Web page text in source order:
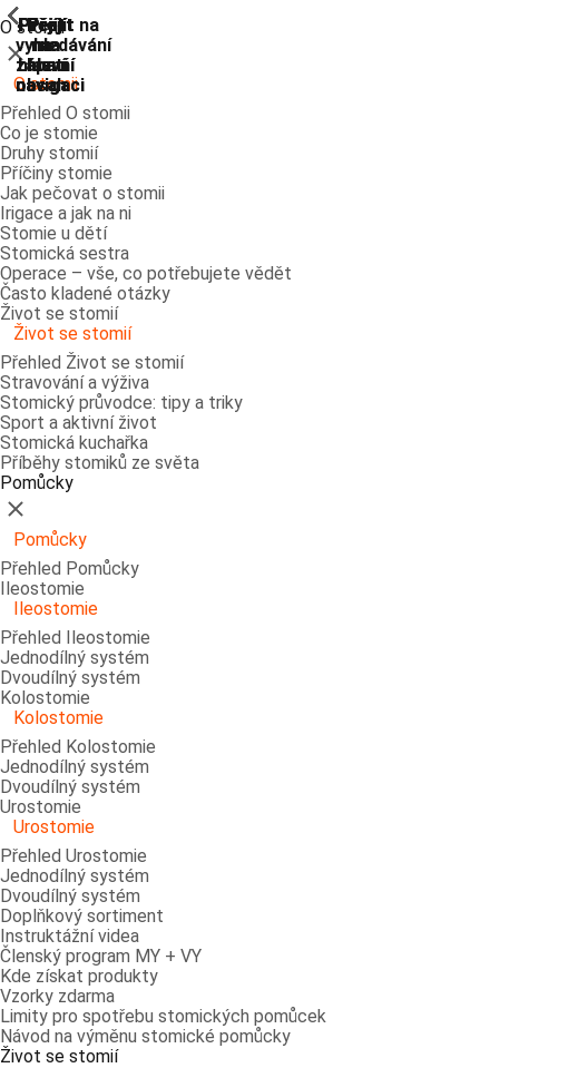
Přejít na
vyhledávání
Přejít
na
hlavní
navigaci
Přejít
na
hlavní
navigaci
Přejít
na
hlavní
obsah
Přejít
na
zápatí
O stomii
ShowPrevious
Zavřít
O stomii
Přehled O stomii
Co je stomie
Druhy stomií
Příčiny stomie
Jak pečovat o stomii
Irigace a jak na ni
Stomie u dětí
Stomická sestra
Operace – vše, co potřebujete vědět
Často kladené otázky
Život se stomií
ShowPrevious
Život se stomií
Přehled Život se stomií
Stravování a výživa
Stomický průvodce: tipy a triky
Sport a aktivní život
Stomická kuchařka
Příběhy stomiků ze světa
Pomůcky
ShowPrevious
Zavřít
Pomůcky
Přehled Pomůcky
Ileostomie
ShowPrevious
Ileostomie
Přehled Ileostomie
Jednodílný systém
Dvoudílný systém
Kolostomie
ShowPrevious
Kolostomie
Přehled Kolostomie
Jednodílný systém
Dvoudílný systém
Urostomie
ShowPrevious
Urostomie
Přehled Urostomie
Jednodílný systém
Dvoudílný systém
Doplňkový sortiment
Instruktážní videa
Členský program MY + VY
Kde získat produkty
Vzorky zdarma
Limity pro spotřebu stomických pomůcek
Návod na výměnu stomické pomůcky
Život se stomií
ShowPrevious
ShowPrevious